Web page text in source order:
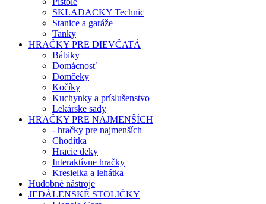
SKLADACKY Technic
Stanice a garáže
Tanky
HRAČKY PRE DIEVČATÁ
Bábiky
Domácnosť
Domčeky
Kočíky
Kuchynky a príslušenstvo
Lekárske sady
HRAČKY PRE NAJMENŠÍCH
- hračky pre najmenších
Chodítka
Hracie deky
Interaktívne hračky
Kresielka a lehátka
Hudobné nástroje
JEDÁLENSKÉ STOLIČKY